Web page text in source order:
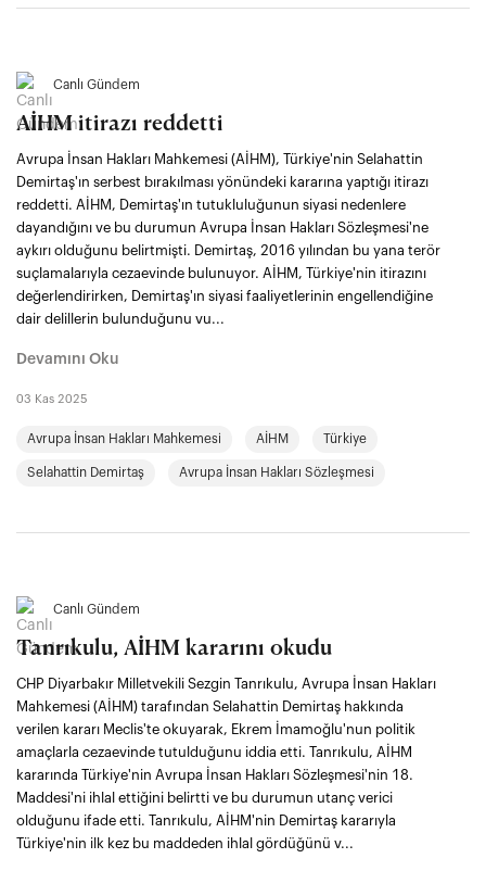
Canlı Gündem
AİHM itirazı reddetti
Avrupa İnsan Hakları Mahkemesi (AİHM), Türkiye'nin Selahattin
Demirtaş'ın serbest bırakılması yönündeki kararına yaptığı itirazı
reddetti. AİHM, Demirtaş'ın tutukluluğunun siyasi nedenlere
dayandığını ve bu durumun Avrupa İnsan Hakları Sözleşmesi'ne
aykırı olduğunu belirtmişti. Demirtaş, 2016 yılından bu yana terör
suçlamalarıyla cezaevinde bulunuyor. AİHM, Türkiye'nin itirazını
değerlendirirken, Demirtaş'ın siyasi faaliyetlerinin engellendiğine
dair delillerin bulunduğunu vu...
Devamını Oku
03 Kas 2025
Avrupa İnsan Hakları Mahkemesi AİHM Türkiye
Selahattin Demirtaş Avrupa İnsan Hakları Sözleşmesi
Canlı Gündem
Tanrıkulu, AİHM kararını okudu
CHP Diyarbakır Milletvekili Sezgin Tanrıkulu, Avrupa İnsan Hakları
Mahkemesi (AİHM) tarafından Selahattin Demirtaş hakkında
verilen kararı Meclis'te okuyarak, Ekrem İmamoğlu'nun politik
amaçlarla cezaevinde tutulduğunu iddia etti. Tanrıkulu, AİHM
kararında Türkiye'nin Avrupa İnsan Hakları Sözleşmesi'nin 18.
Maddesi'ni ihlal ettiğini belirtti ve bu durumun utanç verici
olduğunu ifade etti. Tanrıkulu, AİHM'nin Demirtaş kararıyla
Türkiye'nin ilk kez bu maddeden ihlal gördüğünü v...